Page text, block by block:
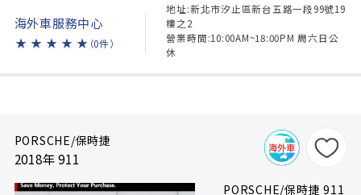
海外車服務中心
★ ★ ★ ★ ★ （0件）
地址:新北市汐止區新台五路一段99號19
樓之2
營業時間:10:00AM~18:00PM 周六日公
休
PORSCHE/保時捷
2018年 911
PORSCHE/保時捷 911